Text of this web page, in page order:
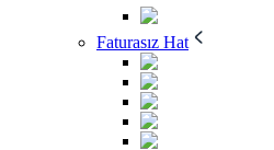
Faturasız Hat